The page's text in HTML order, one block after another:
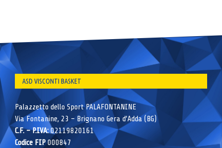
ASD VISCONTI BASKET
Palazzetto dello Sport PALAFONTANINE
Via Fontanine, 23 – Brignano Gera d’Adda (BG)
C.F. – P.IVA:02119820161
Codice FIP000847